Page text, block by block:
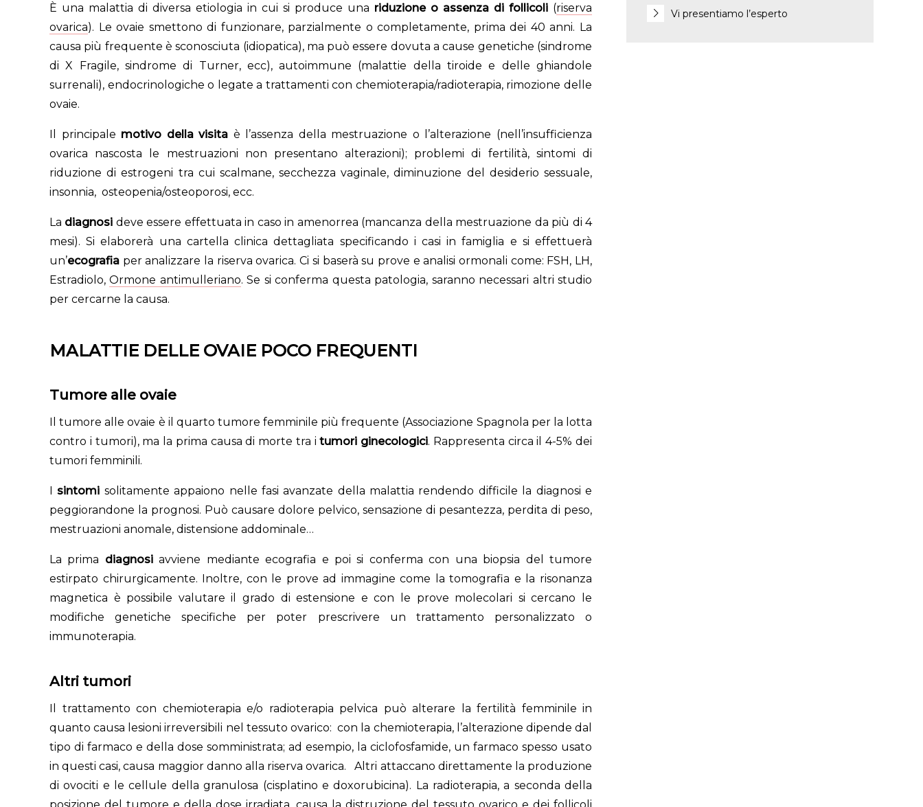
È una malattia di diversa etiologia in cui si produce una riduzione o assenza di follicoli (riserva
ovarica). Le ovaie smettono di funzionare, parzialmente o completamente, prima dei 40 anni. La
causa più frequente è sconosciuta (idiopatica), ma può essere dovuta a cause genetiche (sindrome
di X Fragile, sindrome di Turner, ecc), autoimmune (malattie della tiroide e delle ghiandole
surrenali), endocrinologiche o legate a trattamenti con chemioterapia/radioterapia, rimozione delle
ovaie.
Il principale motivo della visita è l’assenza della mestruazione o l’alterazione (nell’insufficienza
ovarica nascosta le mestruazioni non presentano alterazioni); problemi di fertilità, sintomi di
riduzione di estrogeni tra cui scalmane, secchezza vaginale, diminuzione del desiderio sessuale,
insonnia, osteopenia/osteoporosi, ecc.
La diagnosi deve essere effettuata in caso in amenorrea (mancanza della mestruazione da più di 4
mesi). Si elaborerà una cartella clinica dettagliata specificando i casi in famiglia e si effettuerà
un’ecografia per analizzare la riserva ovarica. Ci si baserà su prove e analisi ormonali come: FSH, LH,
Estradiolo,Ormone antimulleriano. Se si conferma questa patologia, saranno necessari altri studio
per cercarne la causa.
MALATTIE DELLE OVAIE POCO FREQUENTI
Tumore alle ovaie
Il tumore alle ovaie è il quarto tumore femminile più frequente (Associazione Spagnola per la lotta
contro i tumori), ma la prima causa di morte tra itumori ginecologici. Rappresenta circa il 4-5% dei
tumori femminili.
Isintomi solitamente appaiono nelle fasi avanzate della malattia rendendo difficile la diagnosi e
peggiorandone la prognosi. Può causare dolore pelvico, sensazione di pesantezza, perdita di peso,
mestruazioni anomale, distensione addominale…
La prima diagnosiavviene mediante ecografia e poi si conferma con una biopsia del tumore
estirpato chirurgicamente. Inoltre, con le prove ad immagine come la tomografia e la risonanza
magnetica è possibile valutare il grado di estensione e con le prove molecolari si cercano le
modifiche genetiche specifiche per poter prescrivere un trattamento personalizzato o
immunoterapia.
Altri tumori
Il trattamento con chemioterapia e/o radioterapia pelvica può alterare la fertilità femminile in
quanto causa lesioni irreversibili nel tessuto ovarico: con la chemioterapia, l’alterazione dipende dal
tipo di farmaco e della dose somministrata; ad esempio, la ciclofosfamide, un farmaco spesso usato
in questi casi, causa maggior danno alla riserva ovarica. Altri attaccano direttamente la produzione
di ovociti e le cellule della granulosa (cisplatino e doxorubicina). La radioterapia, a seconda della
Vi presentiamo l’esperto